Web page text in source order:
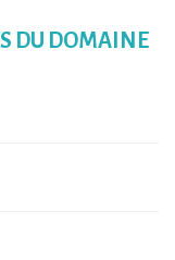
DU DOMAINE